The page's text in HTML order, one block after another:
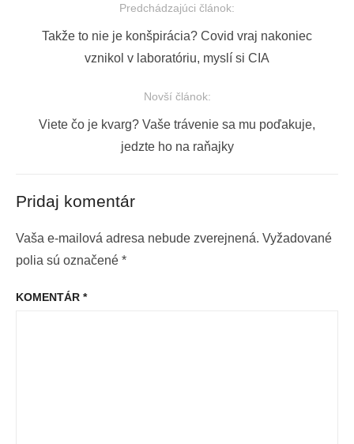
Predchádzajúci článok:
Previous
Takže to nie je konšpirácia? Covid vraj nakoniec
vznikol v laboratóriu, myslí si CIA
Novší článok:
NextViete čo je kvarg? Vaše trávenie sa mu poďakuje,
jedzte ho na raňajky
Pridaj komentár
Vaša e-mailová adresa nebude zverejnená. Vyžadované
polia sú označené *
KOMENTÁR *